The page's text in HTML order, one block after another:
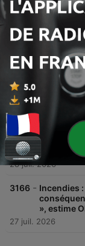
3169
Incendies :
menace »
Incendies
mois
Beaumont
29 juil. 2026
3167 -
Incendies
coûter
» selon
28 juil. 2026
3166 - Incendies
», estime
27 juil. 2026